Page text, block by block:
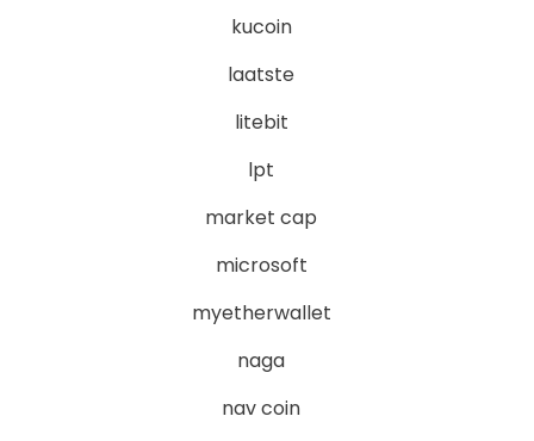
kucoin
laatste
litebit
lpt
market cap
microsoft
myetherwallet
naga
nav coin